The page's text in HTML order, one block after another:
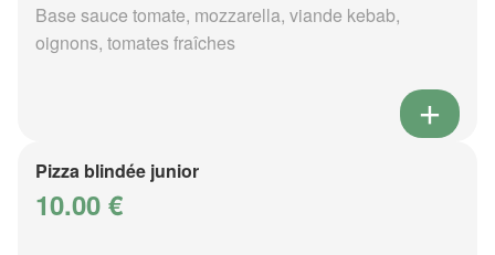
Base sauce tomate, mozzarella, viande kebab,
oignons, tomates fraîches
Pizza blindée junior
10.00 €